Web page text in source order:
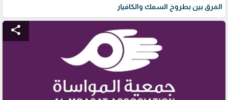
الفرق بين بطروخ السمك والكافيار
share